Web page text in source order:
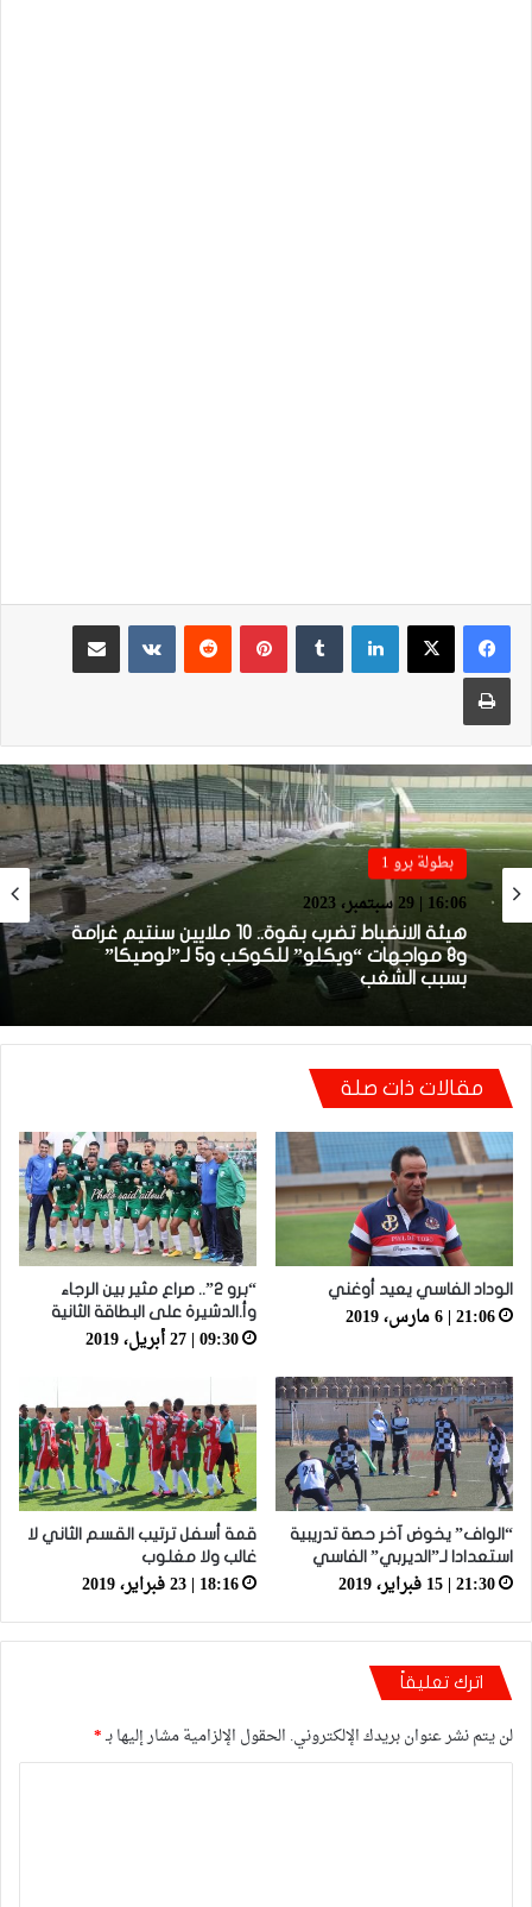
لينكدإن بينتيريست
مشاركة عبر البريد
طباعة
بطولة برو 1
16:06 | 29 سبتمبر، 2023
بطولة برو 2
13:23 | 25 سبتمبر، 2023
صور.. جمهور أولمبيك خريبكة يخرب الملعب البلدي
لبني ملال
مقالات ذات صلة
الوداد الفاسي يعيد أوغني
21:06 | 6 مارس، 2019
“برو 2”.. صراع مثير بين الرجاء
وأ.الدشيرة على البطاقة الثانية
09:30 | 27 أبريل، 2019
“الواف” يخوض آخر حصة تدريبية
استعدادا لـ”الديربي” الفاسي
21:30 | 15 فبراير، 2019
قمة أسفل ترتيب القسم الثاني لا
غالب ولا مغلوب
18:16 | 23 فبراير، 2019
اترك تعليقاً
لن يتم نشر عنوان بريدك الإلكتروني. الحقول الإلزامية مشار إليها بـ*